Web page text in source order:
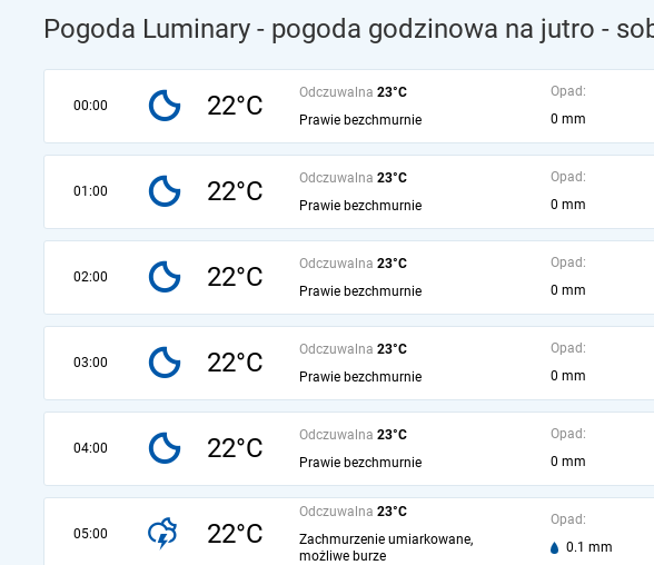
Pogoda Luminary - pogoda godzinowa na jutro -
00:00 22°C Odczuwalna 23°C
Prawie bezchmurnie
Opad:
0 mm
01:00 22°C Odczuwalna 23°C
Prawie bezchmurnie
Opad:
0 mm
02:00 22°C Odczuwalna 23°C
Prawie bezchmurnie
Opad:
0 mm
03:00 22°C Odczuwalna 23°C
Prawie bezchmurnie
Opad:
0 mm
04:00 22°C Odczuwalna 23°C
Prawie bezchmurnie
Opad:
0 mm
05:00 22°C
Odczuwalna 23°C
Zachmurzenie umiarkowane,
możliwe burze
Opad:
0.1 mm